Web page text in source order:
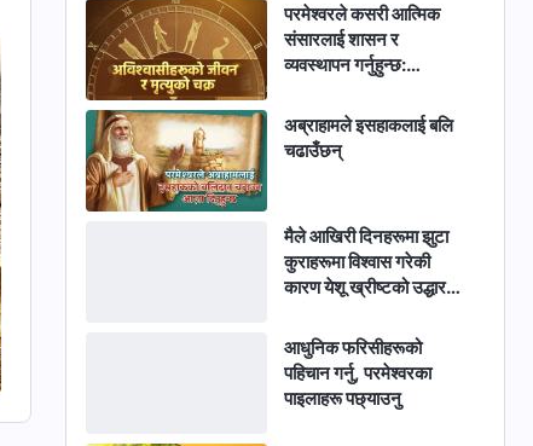
परमेश्‍वरले कसरी आत्मिक
संसारलाई शासन र
व्यवस्थापन गर्नुहुन्छ:
मृत्युको चक्र
अब्राहामले इसहाकलाई बलि
चढाउँछन्
मैले आखिरी दिनहरूमा झुटा
कुराहरूमा विश्वास गरेकी
कारण येशू ख्रीष्टको उद्धार
आधुनिक फरिसीहरूको
पहिचान गर्नु, परमेश्‍वरका
पाइलाहरू पछ्याउनु